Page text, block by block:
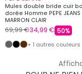
Mules double bride cuir
dorée Homme PEPE JEANS
MARRON CLAIR
69,99 €34,99 € 50%
+ 1 autres couleurs